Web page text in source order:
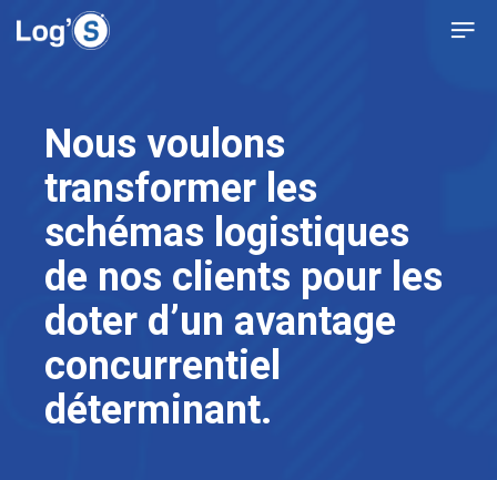
Nous voulons
transformer les
schémas logistiques
de nos clients pour les
doter d’un avantage
concurrentiel
déterminant.